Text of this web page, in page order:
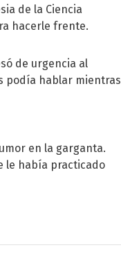
de la Ciencia
hacerle frente.
de urgencia al
podía hablar mientras
en la garganta.
le había practicado